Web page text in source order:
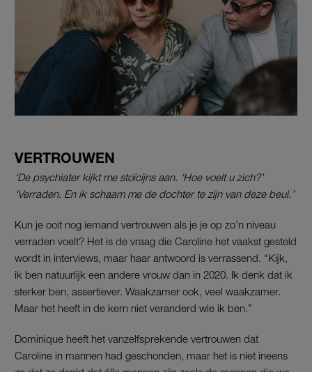
VERTROUWEN
‘De psychiater kijkt me stoïcijns aan. ‘Hoe voelt u zich?’
‘Verraden. En ik schaam me de dochter te zijn van deze beul.’
Kun je ooit nog iemand vertrouwen als je je op zo’n niveau
verraden voelt? Het is de vraag die Caroline het vaakst gesteld
wordt in interviews, maar haar antwoord is verrassend. “Kijk,
ik ben natuurlijk een andere vrouw dan in 2020. Ik denk dat ik
sterker ben, assertiever. Waakzamer ook, veel waakzamer.
Maar het heeft in de kern niet veranderd wie ik ben.”
Dominique heeft het vanzelfsprekende vertrouwen dat
Caroline in mannen had geschonden, maar het is niet ineens